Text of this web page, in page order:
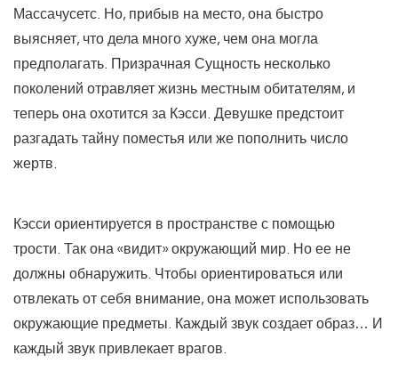
Массачусетс. Но, прибыв на место, она быстро
выясняет, что дела много хуже, чем она могла
предполагать. Призрачная Сущность несколько
поколений отравляет жизнь местным обитателям, и
теперь она охотится за Кэсси. Девушке предстоит
разгадать тайну поместья или же пополнить число
жертв.
Кэсси ориентируется в пространстве с помощью
трости. Так она «видит» окружающий мир. Но ее не
должны обнаружить. Чтобы ориентироваться или
отвлекать от себя внимание, она может использовать
окружающие предметы. Каждый звук создает образ… И
каждый звук привлекает врагов.